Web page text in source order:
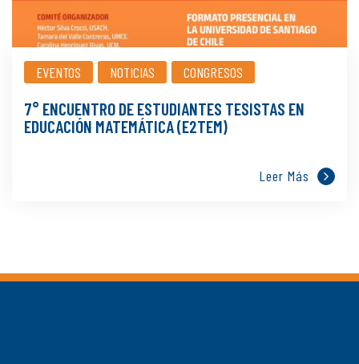
EVENTOS NOTICIAS CONGRESOS
7° ENCUENTRO DE ESTUDIANTES TESISTAS EN
EDUCACIÓN MATEMÁTICA (E2TEM)
Leer Más